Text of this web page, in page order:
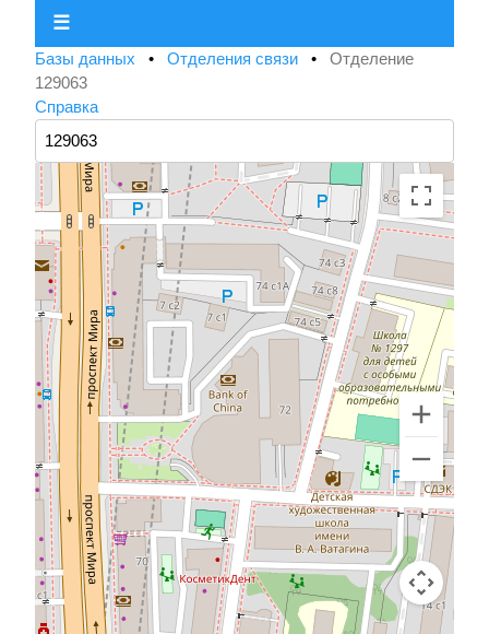
☰
Базы данных • Отделения связи • Отделение
129063
Справка